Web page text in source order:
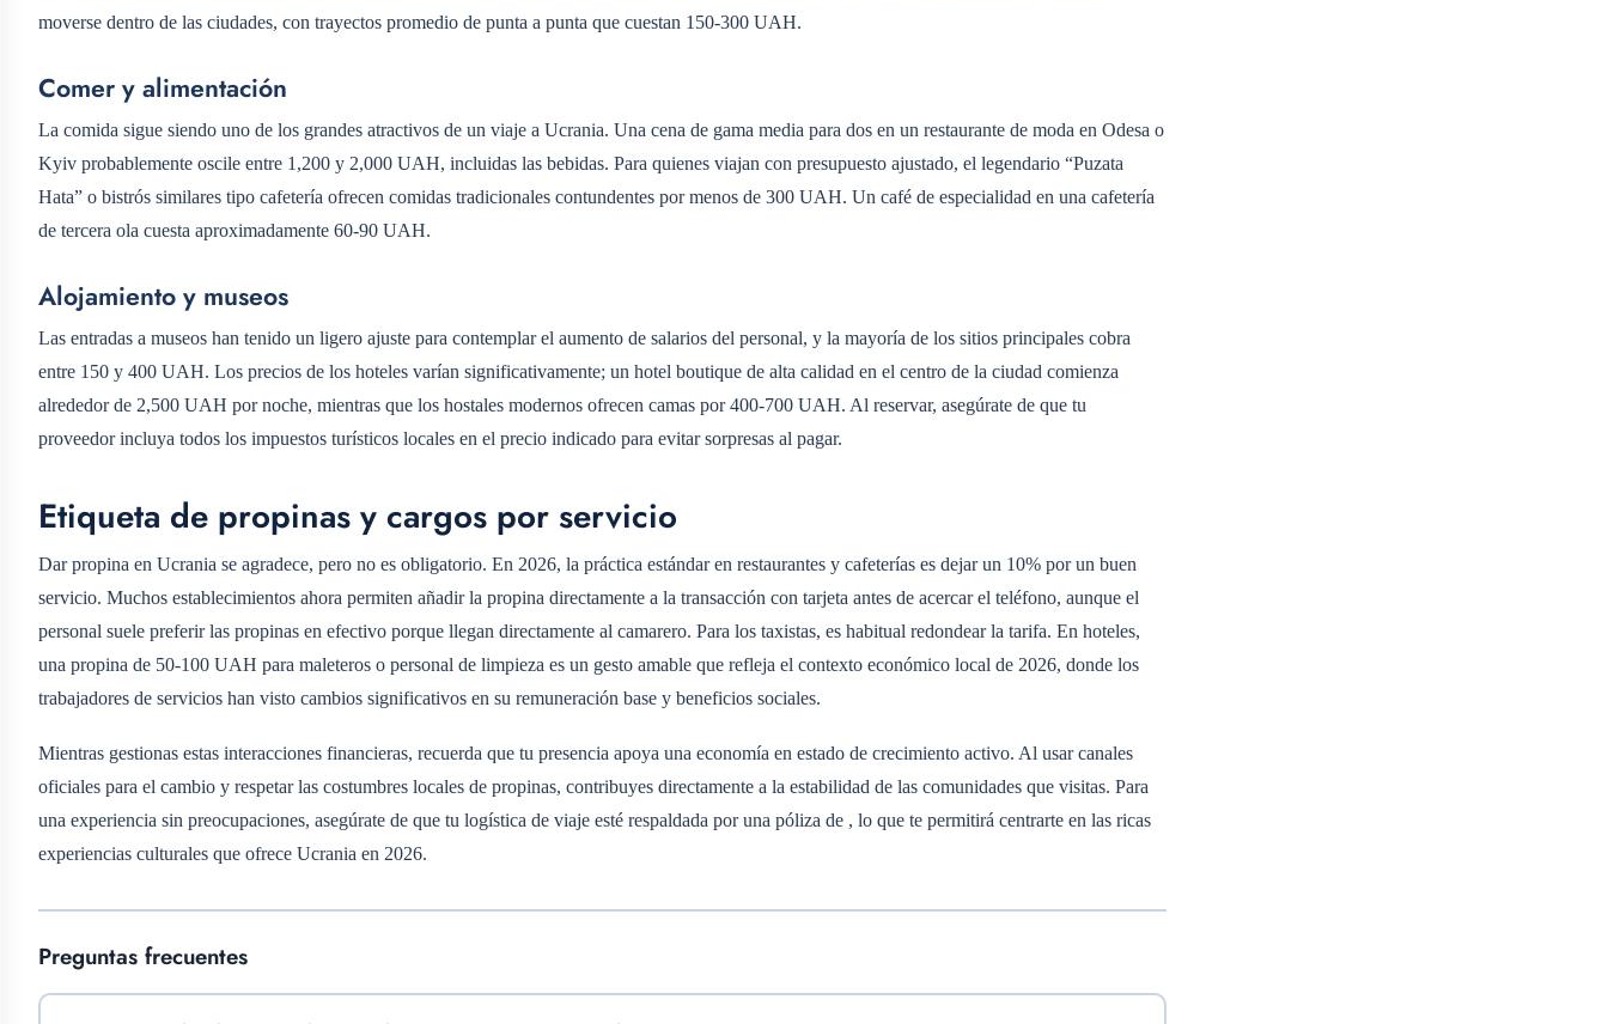
moverse dentro de las ciudades, con trayectos promedio de punta a punta que cuestan 150-300 UAH.
Comer y alimentación
La comida sigue siendo uno de los grandes atractivos de un viaje a Ucrania. Una cena de gama media para dos en un restaurante de moda en Odesa o
Kyiv probablemente oscile entre 1,200 y 2,000 UAH, incluidas las bebidas. Para quienes viajan con presupuesto ajustado, el legendario “Puzata
Hata” o bistrós similares tipo cafetería ofrecen comidas tradicionales contundentes por menos de 300 UAH. Un café de especialidad en una cafetería
de tercera ola cuesta aproximadamente 60-90 UAH.
Alojamiento y museos
Las entradas a museos han tenido un ligero ajuste para contemplar el aumento de salarios del personal, y la mayoría de los sitios principales cobra
entre 150 y 400 UAH. Los precios de los hoteles varían significativamente; un hotel boutique de alta calidad en el centro de la ciudad comienza
alrededor de 2,500 UAH por noche, mientras que los hostales modernos ofrecen camas por 400-700 UAH. Al reservar, asegúrate de que tu
proveedor incluya todos los impuestos turísticos locales en el precio indicado para evitar sorpresas al pagar.
Etiqueta de propinas y cargos por servicio
Dar propina en Ucrania se agradece, pero no es obligatorio. En 2026, la práctica estándar en restaurantes y cafeterías es dejar un 10% por un buen
servicio. Muchos establecimientos ahora permiten añadir la propina directamente a la transacción con tarjeta antes de acercar el teléfono, aunque el
personal suele preferir las propinas en efectivo porque llegan directamente al camarero. Para los taxistas, es habitual redondear la tarifa. En hoteles,
una propina de 50-100 UAH para maleteros o personal de limpieza es un gesto amable que refleja el contexto económico local de 2026, donde los
trabajadores de servicios han visto cambios significativos en su remuneración base y beneficios sociales.
Mientras gestionas estas interacciones financieras, recuerda que tu presencia apoya una economía en estado de crecimiento activo. Al usar canales
oficiales para el cambio y respetar las costumbres locales de propinas, contribuyes directamente a la estabilidad de las comunidades que visitas. Para
una experiencia sin preocupaciones, asegúrate de que tu logística de viaje esté respaldada por una póliza de , lo que te permitirá centrarte en las ricas
experiencias culturales que ofrece Ucrania en 2026.
Preguntas frecuentes